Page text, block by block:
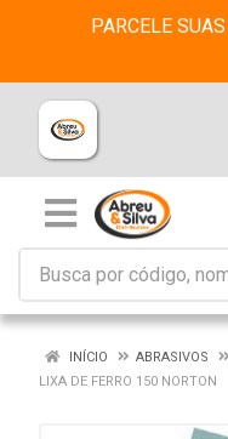
PARCELE
INÍCIO ABRASIVOS
LIXA DE FERRO 150 NORTON